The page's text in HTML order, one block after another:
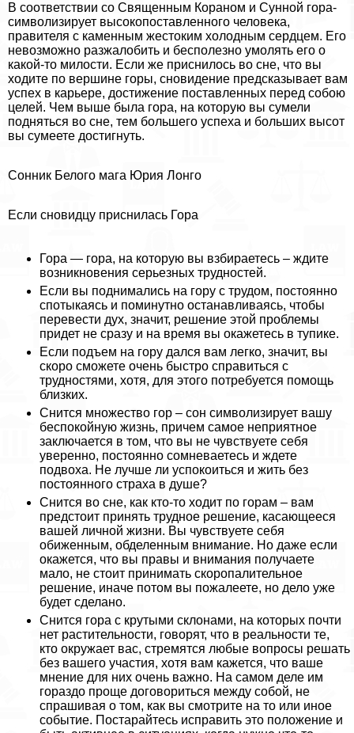
В соответствии со Священным Кораном и Сунной гора-
символизирует высокопоставленного человека,
правителя с каменным жестоким холодным сердцем. Его
невозможно разжалобить и бесполезно умолять его о
какой-то милости. Если же приснилось во сне, что вы
ходите по вершине горы, сновидение предсказывает вам
успех в карьере, достижение поставленных перед собою
целей. Чем выше была гора, на которую вы сумели
подняться во сне, тем большего успеха и больших высот
вы сумеете достигнуть.
Сонник Белого мага Юрия Лонго
Если сновидцу приснилась Гора
Гора — гора, на которую вы взбираетесь – ждите
возникновения серьезных трудностей.
Если вы поднимались на гору с трудом, постоянно
спотыкаясь и поминутно останавливаясь, чтобы
перевести дух, значит, решение этой проблемы
придет не сразу и на время вы окажетесь в тупике.
Если подъем на гору дался вам легко, значит, вы
скоро сможете очень быстро справиться с
трудностями, хотя, для этого потребуется помощь
близких.
Снится множество гор – сон символизирует вашу
беспокойную жизнь, причем самое неприятное
заключается в том, что вы не чувствуете себя
уверенно, постоянно сомневаетесь и ждете
подвоха. Не лучше ли успокоиться и жить без
постоянного стpaxa в душе?
Снится во сне, как кто-то ходит по горам – вам
предстоит принять трудное решение, касающееся
вашей личной жизни. Вы чувствуете себя
обиженным, обделенным внимание. Но даже если
окажется, что вы правы и внимания получаете
мало, не стоит принимать скоропалительное
решение, иначе потом вы пожалеете, но дело уже
будет сделано.
Снится гора с крутыми склонами, на которых почти
нет растительности, говорят, что в реальности те,
кто окружает вас, стремятся любые вопросы решать
без вашего участия, хотя вам кажется, что ваше
мнение для них очень важно. На самом деле им
гораздо проще договориться между собой, не
спрашивая о том, как вы смотрите на то или иное
событие. Постарайтесь исправить это положение и